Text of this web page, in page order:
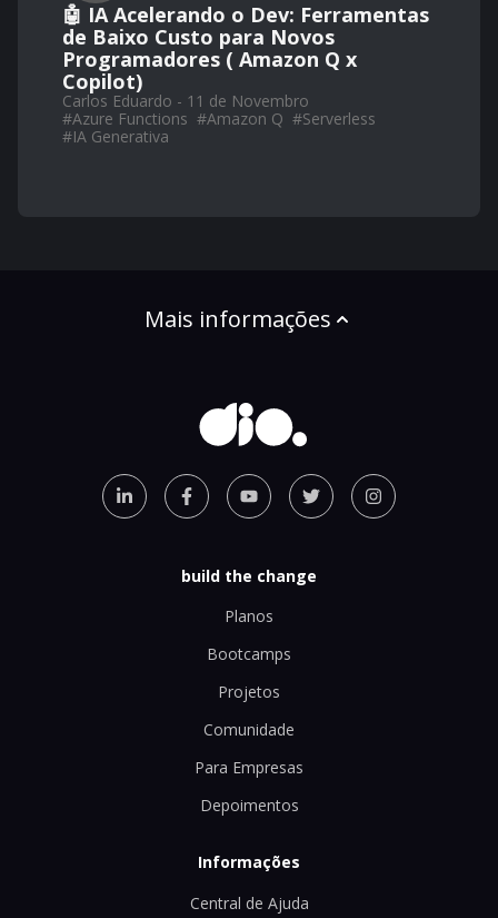
🤖 IA Acelerando o Dev: Ferramentas
de Baixo Custo para Novos
Programadores ( Amazon Q x
Copilot)
Carlos Eduardo - 11 de Novembro
#Azure Functions #Amazon Q #Serverless
#IA Generativa
Mais informações
build the change
Planos
Bootcamps
Projetos
Comunidade
Para Empresas
Depoimentos
Informações
Central de Ajuda